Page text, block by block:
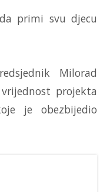
primi svu djecu
Milorad
projekta
je obezbijedio